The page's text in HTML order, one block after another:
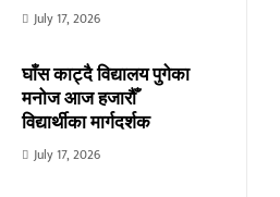
July 17, 2026
घाँस काट्दै विद्यालय पुगेका
मनोज आज हजारौँ
विद्यार्थीका मार्गदर्शक
July 17, 2026